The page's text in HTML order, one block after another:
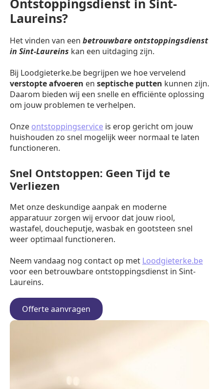
Ontstoppingsdienst in Sint-
Laureins?
Het vinden van een betrouwbare ontstoppingsdienst
in Sint-Laureins kan een uitdaging zijn.
Bij Loodgieterke.be begrijpen we hoe vervelend
verstopte afvoeren en septische putten kunnen zijn.
Daarom bieden wij een snelle en efficiënte oplossing
om jouw problemen te verhelpen.
Onze ontstoppingservice is erop gericht om jouw
huishouden zo snel mogelijk weer normaal te laten
functioneren.
Snel Ontstoppen: Geen Tijd te
Verliezen
Met onze deskundige aanpak en moderne
apparatuur zorgen wij ervoor dat jouw riool,
wastafel, doucheputje, wasbak en gootsteen snel
weer optimaal functioneren.
Neem vandaag nog contact op met Loodgieterke.be
voor een betrouwbare ontstoppingsdienst in Sint-
Laureins.
Offerte aanvragen